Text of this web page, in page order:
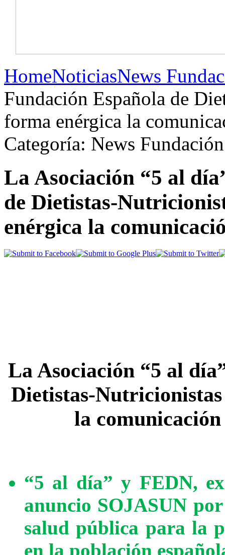
HomeNoticiasNews
Fundación Española de
forma enérgica la
Categoría: News Fundación
La Asociación “5 al
de Dietistas-
enérgica la
La Asociación “5 al
Dietistas-
la
“5 al día” y FEDN,
anuncio SOJASUN
salud pública para la
en la población